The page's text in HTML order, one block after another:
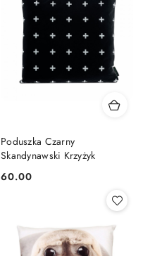
Poduszka Czarny
Skandynawski Krzyżyk
Cena:
60.00